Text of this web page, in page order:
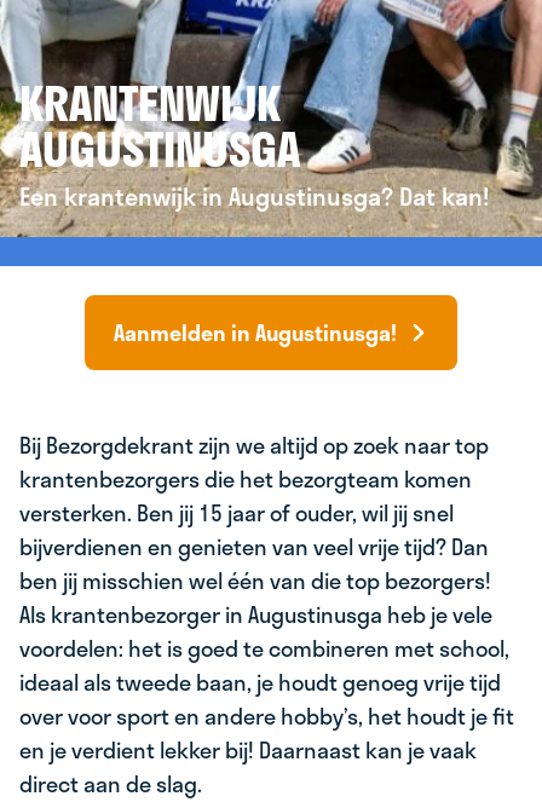
KRANTENWIJK
AUGUSTINUSGA
Een krantenwijk in Augustinusga? Dat kan!
Aanmelden in Augustinusga!
Bij Bezorgdekrant zijn we altijd op zoek naar top
krantenbezorgers die het bezorgteam komen
versterken. Ben jij 15 jaar of ouder, wil jij snel
bijverdienen en genieten van veel vrije tijd? Dan
ben jij misschien wel één van die top bezorgers!
Als krantenbezorger in Augustinusga heb je vele
voordelen: het is goed te combineren met school,
ideaal als tweede baan, je houdt genoeg vrije tijd
over voor sport en andere hobby’s, het houdt je fit
en je verdient lekker bij! Daarnaast kan je vaak
direct aan de slag.